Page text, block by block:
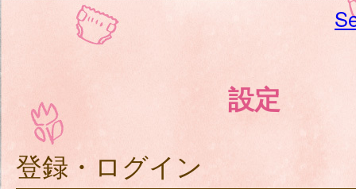
設定
登録・ログイン